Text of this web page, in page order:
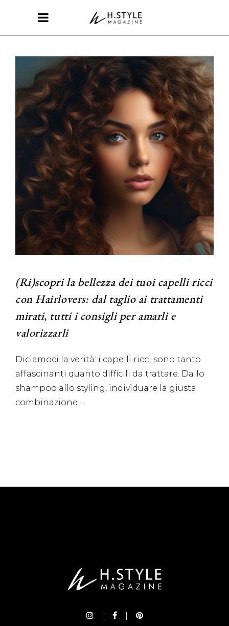
(Ri)scopri la bellezza dei tuoi capelli ricci
con Hairlovers: dal taglio ai trattamenti
mirati, tutti i consigli per amarli e
valorizzarli
Diciamoci la verità: i capelli ricci sono tanto
affascinanti quanto difficili da trattare. Dallo
shampoo allo styling, individuare la giusta
combinazione